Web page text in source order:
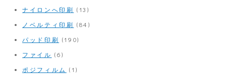
ナイロンへ印刷 (13)
ノベルティ印刷 (84)
パッド印刷 (190)
ファイル (6)
ポジフィルム (1)